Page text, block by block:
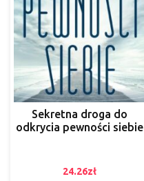
Sekretna droga do
odkrycia pewności siebie
24.26zł